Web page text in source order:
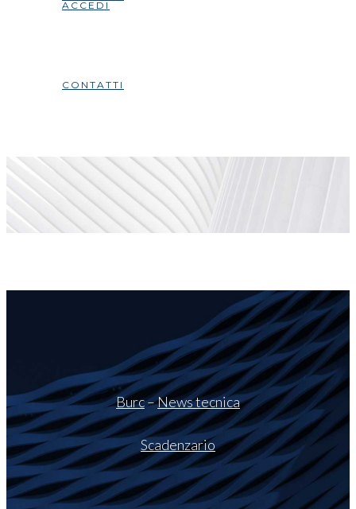
ACCEDI
CONTATTI
Burc–News tecnica
Scadenzario